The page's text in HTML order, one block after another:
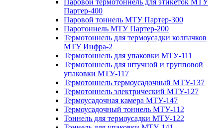
Паровой термотоннель для этикеток МТУ
Партер-400
Паровой тоннель МТУ Партер-300
Паротоннель МТУ Партер-200
Термотоннель для термоусадки колпачков
МТУ Инфра-2
Термотоннель для упаковки МТУ-111
Термотоннель для штучной и групповой
упаковки МТУ-117
Термотоннель термоусадочный МТУ-137
Термотоннель электрический МТУ-127
Термоусадочная камера МТУ-147
Термоусадочный тоннель МТУ-112
Тоннель для термоусадки МТУ-122